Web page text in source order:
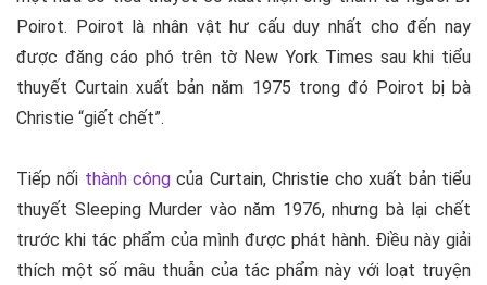
Poirot. Poirot là nhân vật hư cấu duy nhất cho đến nay
được đăng cáo phó trên tờ New York Times sau khi tiểu
thuyết Curtain xuất bản năm 1975 trong đó Poirot bị bà
Christie “giết chết”.
Tiếp nối thành côngcủa Curtain, Christie cho xuất bản tiểu
thuyết Sleeping Murder vào năm 1976, nhưng bà lại chết
trước khi tác phẩm của mình được phát hành. Điều này giải
thích một số mâu thuẫn của tác phẩm này với loạt truyện